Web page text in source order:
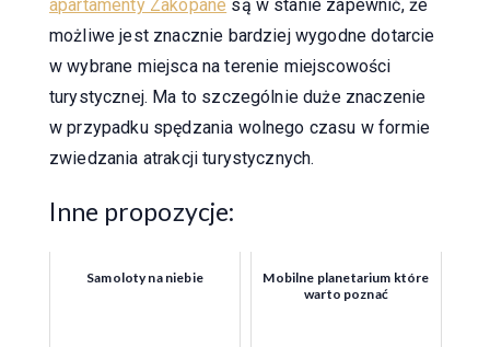
apartamenty Zakopane są w stanie zapewnić, że
możliwe jest znacznie bardziej wygodne dotarcie
w wybrane miejsca na terenie miejscowości
turystycznej. Ma to szczególnie duże znaczenie
w przypadku spędzania wolnego czasu w formie
zwiedzania atrakcji turystycznych.
Inne propozycje:
Samoloty na niebie
Mobilne planetarium które
warto poznać